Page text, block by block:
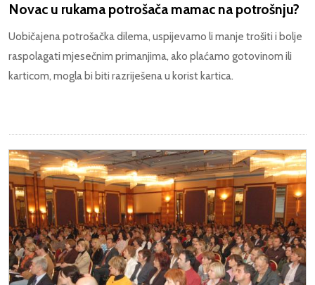
Novac u rukama potrošača mamac na potrošnju?
Uobičajena potrošačka dilema, uspijevamo li manje trošiti i bolje
raspolagati mjesečnim primanjima, ako plaćamo gotovinom ili
karticom, mogla bi biti razriješena u korist kartica.